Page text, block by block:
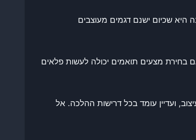
היא שכיום ישנם דגמים מעוצבים
מצעים תואמים יכולה לעשות פלאים
ועדיין עומד בכל דרישות ההלכה. אל